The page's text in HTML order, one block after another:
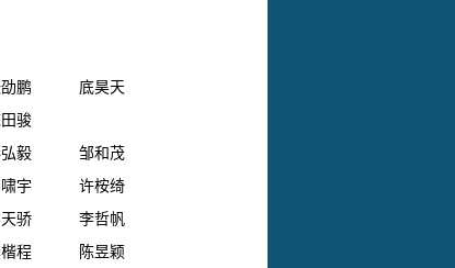
鹏
底昊天
骏
毅
邹和茂
宇
许桉绮
骄
李哲帆
程 陈昱颖